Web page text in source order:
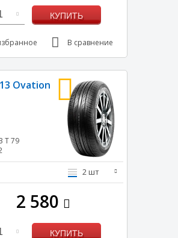
КУПИТЬ
В сравнение
Ovation
T79
2 шт
2 580
КУПИТЬ